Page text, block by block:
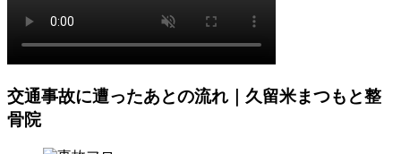
交通事故に遭ったあとの流れ｜久留米まつもと整
骨院